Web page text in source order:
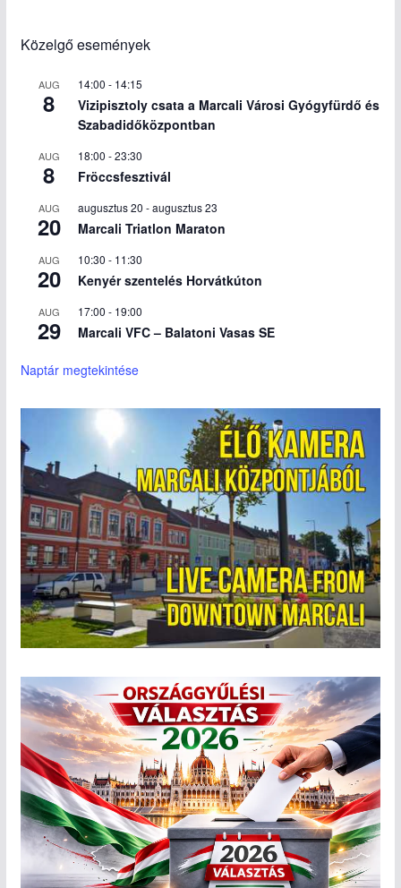
Közelgő események
AUG
8
14:00 - 14:15
Vizipisztoly csata a Marcali Városi Gyógyfürdő és
Szabadidőközpontban
AUG
8
18:00 -23:30
Fröccsfesztivál
AUG
20
augusztus 20 -augusztus 23
Marcali Triatlon Maraton
AUG
20
10:30 - 11:30
Kenyér szentelés Horvátkúton
AUG
29
17:00 - 19:00
Marcali VFC – Balatoni Vasas SE
Naptár megtekintése